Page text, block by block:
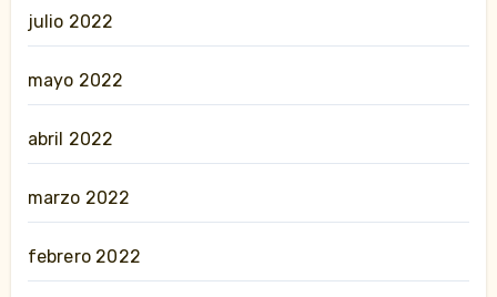
julio 2022
mayo 2022
abril 2022
marzo 2022
febrero 2022